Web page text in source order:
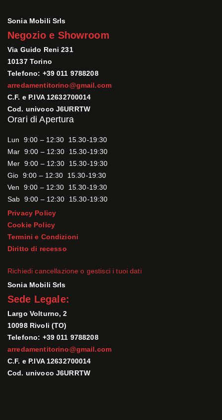
Sonia Mobili Srls
Negozio e Showroom
Via Guido Reni 231
10137 Torino
Telefono: +39 011 9788208
arredamentitorino@gmail.com
C.F. e P.IVA 12632700014
Cod. univoco J6URRTW
Orari di Apertura
Lun 9:00 – 12:30 15.30-19:30
Mar 9:00 – 12:30 15.30-19:30
Mer 9:00 – 12:30 15.30-19:30
Gio 9:00 – 12:30 15.30-19:30
Ven 9:00 – 12:30 15.30-19:30
Sab 9:00 – 12:30 15.30-19:30
Privacy Policy
Cookie Policy
Termini e Condizioni
Diritto di recesso
Richiedi cancellazione o gestisci i tuoi dati
Sonia Mobili Srls
Sede Legale:
Largo Volturno, 2
10098 Rivoli (TO)
Telefono: +39 011 9788208
arredamentitorino@gmail.com
C.F. e P.IVA 12632700014
Cod. univoco J6URRTW